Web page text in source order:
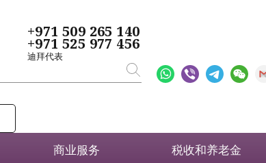
+971 509 265 140
+971 525 977 456
迪拜代表
商业服务 税收和养老金